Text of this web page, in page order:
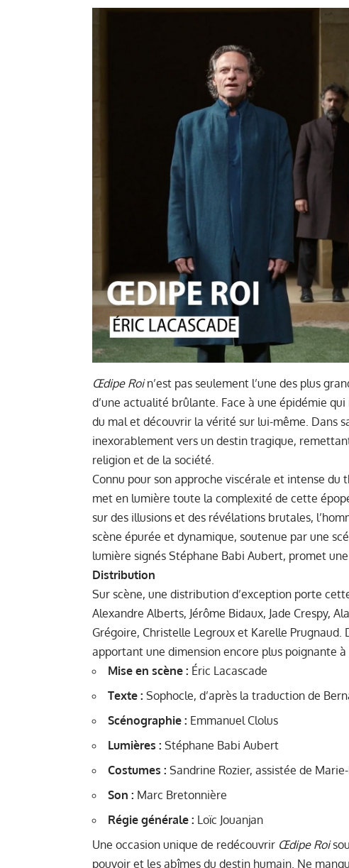
Œdipe Roin’est pas seulement l’une des plus
d’une actualité brûlante. Face à une épidémie
du mal et découvrir la vérité sur lui-même. Dans
inexorablement vers un destin tragique,
religion et de la société.
Connu pour son approche viscérale et intense
met en lumière toute la complexité de cette
sur des illusions et des révélations brutales,
scène épurée et dynamique, soutenue par une
lumière signés Stéphane Babi Aubert, promet
Distribution
Sur scène, une distribution d’exception porte
Alexandre Alberts, Jérôme Bidaux, Jade Crespy,
Grégoire, Christelle Legroux et Karelle
apportant une dimension encore plus poignante à
Mise en scène : Éric Lacascade
Texte : Sophocle, d’après la traduction de
Scénographie : Emmanuel Clolus
Lumières : Stéphane Babi Aubert
Costumes : Sandrine Rozier, assistée de
Son : Marc Bretonnière
Régie générale : Loïc Jouanjan
Une occasion unique de redécouvrir Œdipe Roi
pouvoir et les abîmes du destin humain. Ne